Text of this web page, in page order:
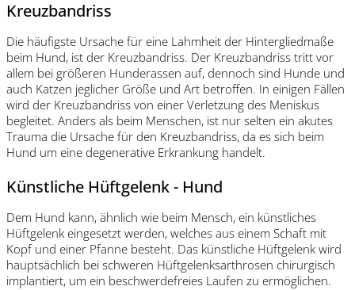
Kreuzbandriss
Die häufigste Ursache für eine Lahmheit der Hintergliedmaße
beim Hund, ist der Kreuzbandriss. Der Kreuzbandriss tritt vor
allem bei größeren Hunderassen auf, dennoch sind Hunde und
auch Katzen jeglicher Größe und Art betroffen. In einigen Fällen
wird der Kreuzbandriss von einer Verletzung des Meniskus
begleitet. Anders als beim Menschen, ist nur selten ein akutes
Trauma die Ursache für den Kreuzbandriss, da es sich beim
Hund um eine degenerative Erkrankung handelt.
Künstliche Hüftgelenk - Hund
Dem Hund kann, ähnlich wie beim Mensch, ein künstliches
Hüftgelenk eingesetzt werden, welches aus einem Schaft mit
Kopf und einer Pfanne besteht. Das künstliche Hüftgelenk wird
hauptsächlich bei schweren Hüftgelenksarthrosen chirurgisch
implantiert, um ein beschwerdefreies Laufen zu ermöglichen.